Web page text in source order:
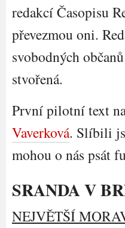
redakcí Časopisu
převezmou oni.
svobodných
stvořená.
První pilotní text
Vaverková. Slíbili
mohou o nás psát
SRANDA V
NEJVĚTŠÍ